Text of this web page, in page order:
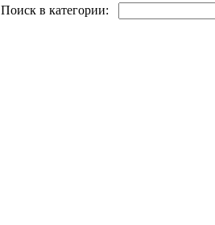
Поиск в категории: